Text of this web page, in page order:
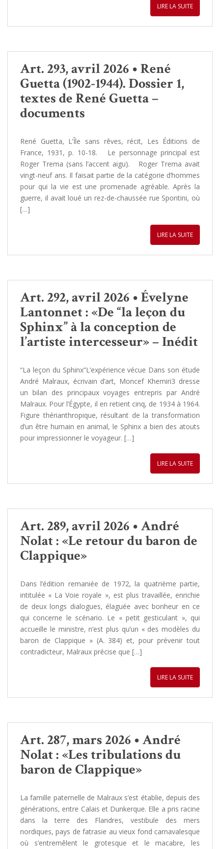
LIRE LA SUITE
Art. 293, avril 2026 • René
Guetta (1902-1944). Dossier 1,
textes de René Guetta –
documents
René Guetta, L’Île sans rêves, récit, Les Éditions de
France, 1931, p. 10-18. Le personnage principal est
Roger Trema (sans l’accent aigu). Roger Trema avait
vingt-neuf ans. Il faisait partie de la catégorie d’hommes
pour qui la vie est une promenade agréable. Après la
guerre, il avait loué un rez-de-chaussée rue Spontini, où
[…]
LIRE LA SUITE
Art. 292, avril 2026 • Évelyne
Lantonnet : «De “la leçon du
Sphinx” à la conception de
l’artiste intercesseur» – Inédit
“La leçon du Sphinx”L’expérience vécue Dans son étude
André Malraux, écrivain d’art, Moncef Khemiri3 dresse
un bilan des principaux voyages entrepris par André
Malraux. Pour l’Égypte, il en retient cinq, de 1934 à 1964.
Figure thérianthropique, résultant de la transformation
d’un être humain en animal, le Sphinx a bien des atouts
pour impressionner le voyageur. […]
LIRE LA SUITE
Art. 289, avril 2026 • André
Nolat : «Le retour du baron de
Clappique»
Dans l’édition remaniée de 1972, la quatrième partie,
intitulée « La Voie royale », est plus travaillée, enrichie
de deux longs dialogues, élaguée avec bonheur en ce
qui concerne le scénario. Le « petit gesticulant », qui
accueille le ministre, n’est plus qu’un « des modèles du
baron de Clappique » (A. 384) et, pour prévenir tout
contradicteur, Malraux précise que […]
LIRE LA SUITE
Art. 287, mars 2026 • André
Nolat : «Les tribulations du
baron de Clappique»
La famille paternelle de Malraux s’est établie, depuis des
générations, entre Calais et Dunkerque. Elle a pris racine
dans la terre des Flandres, vestibule des mers
nordiques, pays de fatrasie au vieux fond carnavalesque
où s’entremêlent le grotesque et le macabre, les